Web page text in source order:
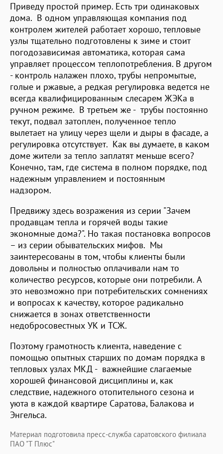
Приведу простой пример. Есть три одинаковых
дома. В одном управляющая компания под
контролем жителей работает хорошо, тепловые
узлы тщательно подготовлены к зиме и стоит
погодозависимая автоматика, которая сама
управляет процессом теплопотребления. В другом
- контроль налажен плохо, трубы непромытые,
голые и ржавые, а редкая регулировка ведется не
всегда квалифицированным слесарем ЖЭКа в
ручном режиме. В третьем же - трубы постоянно
текут, подвал затоплен, полученное тепло
вылетает на улицу через щели и дыры в фасаде, а
регулировка отсутствует. Как вы думаете, в каком
доме жители за тепло заплатят меньше всего?
Конечно, там, где система в полном порядке, под
надежным управлением и постоянным
надзором.
Предвижу здесь возражения из серии "Зачем
продавцам тепла и горячей воды такие
экономные дома?". Но такая постановка вопросов
– из серии обывательских мифов. Мы
заинтересованы в том, чтобы клиенты были
довольны и полностью оплачивали нам то
количество ресурсов, которые они потребили. А
это невозможно при потребительских сомнениях
и вопросах к качеству, которое радикально
снижается в зонах ответственности
недобросовестных УК и ТСЖ.
Поэтому грамотность клиента, наведение с
помощью опытных старших по домам порядка в
тепловых узлах МКД - важнейшие слагаемые
хорошей финансовой дисциплины и, как
следствие, надежного отопительного сезона и
уюта в каждой квартире Саратова, Балакова и
Энгельса.
Материал подготовила пресс-служба саратовского филиала
ПАО "Т Плюс"